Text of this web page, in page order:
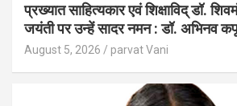
प्रख्यात साहित्यकार एवं शिक्षाविद् डॉ.
जयंती पर उन्हें सादर नमन : डॉ. अभिनव
August 5, 2026 parvat Vani